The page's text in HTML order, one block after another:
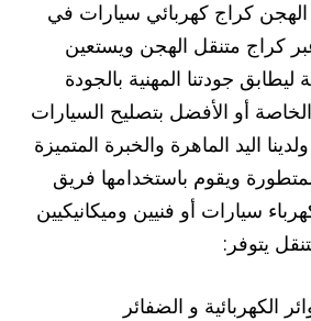
كراج كهربائي سيارات في
كراج متنقل الهجن ويستعين
ليطابق جودتنا المهنية بالجودة
الخاصة أو الأفضل بتصليح السيارات
اليد الماهرة والخبرة المتميزة
ويقوم باستخدامها فريق
سيارات أو فنيين وميكانيكيين
يتوفر:
الكهربائية و الضفائر